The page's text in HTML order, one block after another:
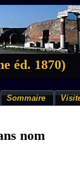
éd. 1870)
Sommaire
nom